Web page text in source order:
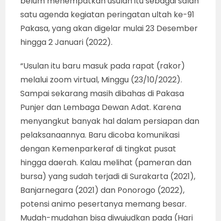
satu agenda kegiatan peringatan ultah ke-91
Pakasa, yang akan digelar mulai 23 Desember
hingga 2 Januari (2022).
“Usulan itu baru masuk pada rapat (rakor)
melalui zoom virtual, Minggu (23/10/2022).
Sampai sekarang masih dibahas di Pakasa
Punjer dan Lembaga Dewan Adat. Karena
menyangkut banyak hal dalam persiapan dan
pelaksanaannya. Baru dicoba komunikasi
dengan Kemenparkeraf di tingkat pusat
hingga daerah. Kalau melihat (pameran dan
bursa) yang sudah terjadi di Surakarta (2021),
Banjarnegara (2021) dan Ponorogo (2022),
potensi animo pesertanya memang besar.
Mudah-mudahan bisa diwujudkan pada (Hari